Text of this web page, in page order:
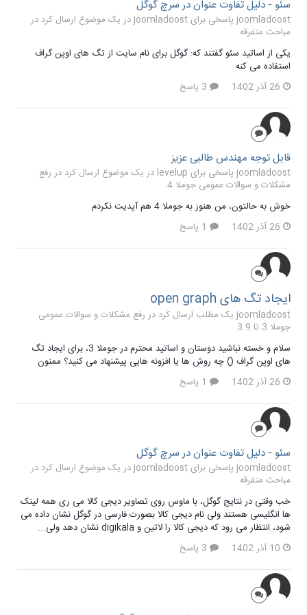
سئو - دلیل تفاوت عنوان در سرچ گوگل
joomladoost پاسخی برای joomladoost در یک موضوع ارسال کرد در
مباحث متفرقه
یکی از اساتید سئو گفتند که: گوگل برای نام سایت از تگ های اوپن گراف
استفاده می کنه
26 آذر 1402
قابل توجه مهندس طالبی عزیز
joomladoost پاسخی برای levelup در یک موضوع ارسال کرد در
رفع
مشکلات و سوالات عمومی جوملا 4
خوش به حالتون، من هنوز به جوملا 4 هم آپدیت نکردم
26 آذر 1402
ایجاد تگ های open graph
joomladoost یک مطلب ارسال کرد در
رفع مشکلات و سوالات عمومی
جوملا 3 تا 3.9
سلام و خسته نباشید دوستان و اساتید محترم در جوملا 3، برای ایجاد تگ
های اوپن گراف () چه روش ها یا افزونه هایی پیشنهاد می کنید؟ ممنون
26 آذر 1402
سئو - دلیل تفاوت عنوان در سرچ گوگل
joomladoost پاسخی برای joomladoost در یک موضوع ارسال کرد در
مباحث متفرقه
خب وقتی در نتایج گوگل، با ماوس روی تصاویر دیجی کالا می ری همه لینک
ها انگلیسی هستند ولی نام دیجی کالا بصورت فارسی در گوگل نشان داده می
شود، انتظار می رود که دیجی کالا را لاتین و digikala نشان دهد ولی...
10 آذر 1402